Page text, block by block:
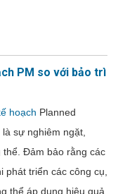
PM so với bảo trì
hoạch Planned
sự nghiêm ngặt,
Đảm bảo rằng các
triển các công cụ,
thể áp dụng hiệu quả